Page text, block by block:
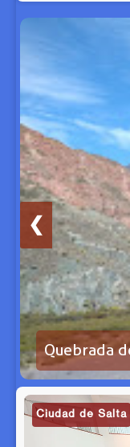
Cabildo
❮
Ciudad de Salta